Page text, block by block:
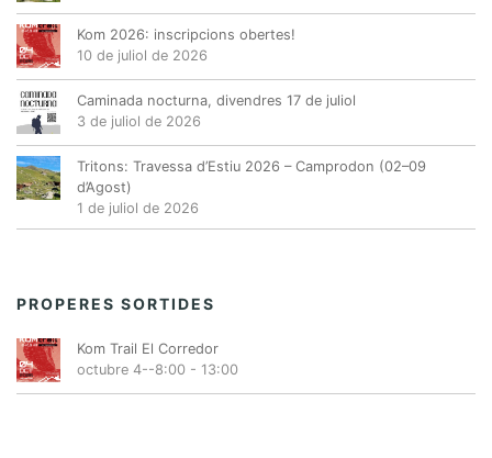
Kom 2026: inscripcions obertes!
10 de juliol de 2026
Caminada nocturna, divendres 17 de juliol
3 de juliol de 2026
Tritons: Travessa d’Estiu 2026 – Camprodon (02–09
d’Agost)
1 de juliol de 2026
PROPERES SORTIDES
Kom Trail El Corredor
octubre 4--8:00 - 13:00